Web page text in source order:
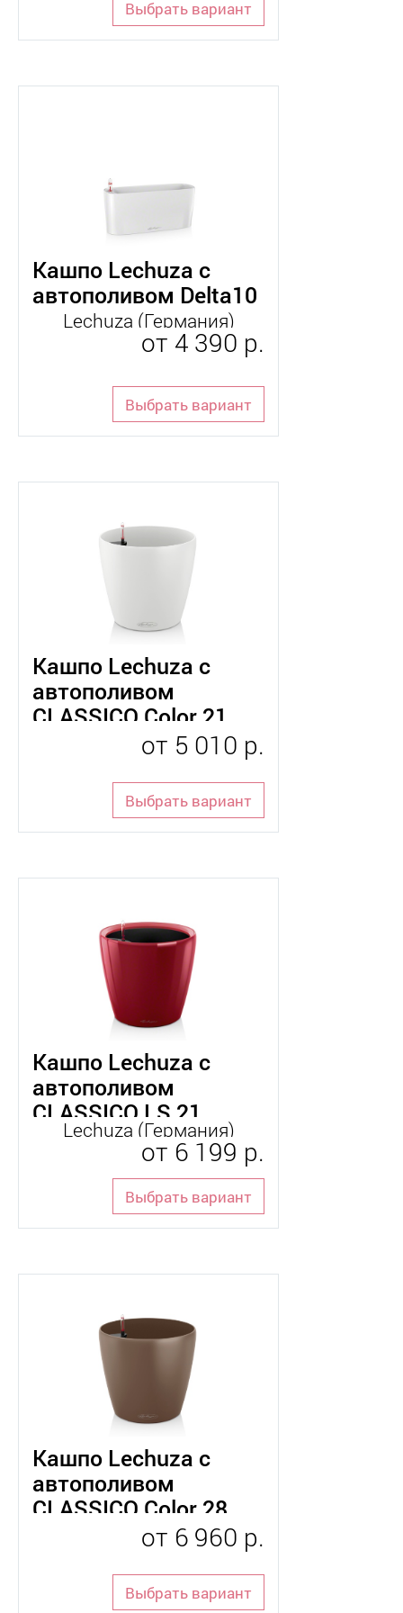
для_орхидеи
интерьерные
комнатные
напольные
настольные
плетеное
Выбрать вариант
Кашпо Lechuza с
автополивом Delta10
Lechuza (Германия)
от 4 390 р.
Выбрать вариант
Кашпо Lechuza с
автополивом
CLASSICO Color 21
от 5 010 р.
Выбрать вариант
Кашпо Lechuza с
автополивом
CLASSICO LS 21
Lechuza (Германия)
от 6 199 р.
Выбрать вариант
Кашпо Lechuza с
автополивом
CLASSICO Color 28
от 6 960 р.
Выбрать вариант